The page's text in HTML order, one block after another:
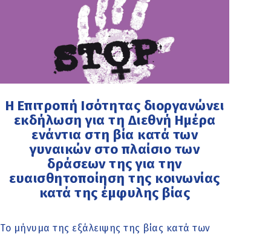
Η Επιτροπή Ισότητας διοργανώνει
εκδήλωση για τη Διεθνή Ημέρα
ενάντια στη βία κατά των
γυναικών στο πλαίσιο των
δράσεων της για την
ευαισθητοποίηση της κοινωνίας
κατά της έμφυλης βίας
Το μήνυμα της εξάλειψης της βίας κατά των